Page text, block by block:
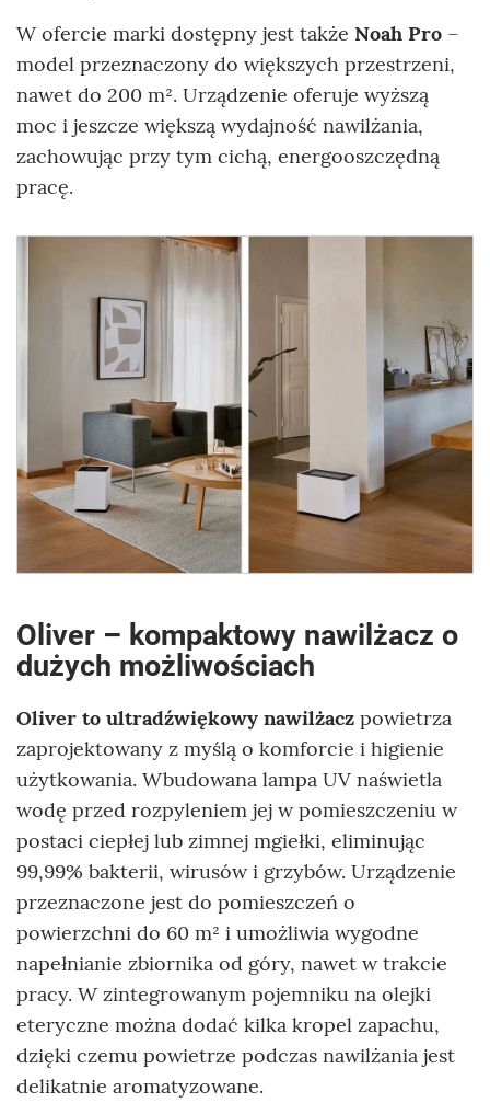
W ofercie marki dostępny jest także Noah Pro –
model przeznaczony do większych przestrzeni,
nawet do 200 m². Urządzenie oferuje wyższą
moc i jeszcze większą wydajność nawilżania,
zachowując przy tym cichą, energooszczędną
pracę.
Oliver – kompaktowy nawilżacz o
dużych możliwościach
Oliver to ultradźwiękowy nawilżacz powietrza
zaprojektowany z myślą o komforcie i higienie
użytkowania. Wbudowana lampa UV naświetla
wodę przed rozpyleniem jej w pomieszczeniu w
postaci ciepłej lub zimnej mgiełki, eliminując
99,99% bakterii, wirusów i grzybów. Urządzenie
przeznaczone jest do pomieszczeń o
powierzchni do 60 m² i umożliwia wygodne
napełnianie zbiornika od góry, nawet w trakcie
pracy. W zintegrowanym pojemniku na olejki
eteryczne można dodać kilka kropel zapachu,
dzięki czemu powietrze podczas nawilżania jest
delikatnie aromatyzowane.